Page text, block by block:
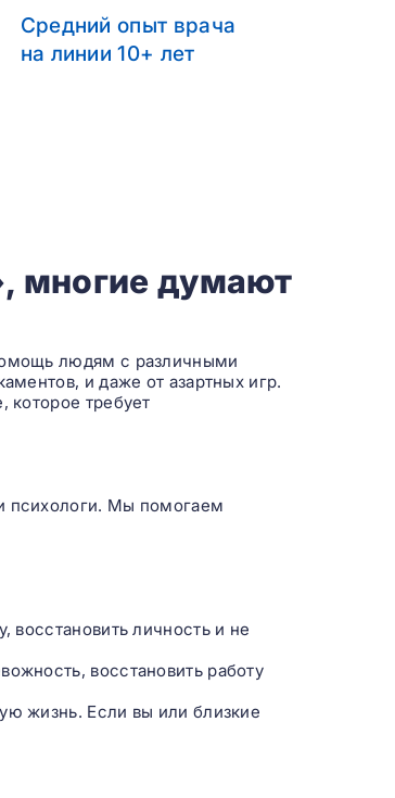
Средний опыт врача
на линии 10+ лет
многие думают
людям с различными
и даже от азартных игр.
которое требует
психологи. Мы помогаем
восстановить личность и не
восстановить работу
жизнь. Если вы или близкие